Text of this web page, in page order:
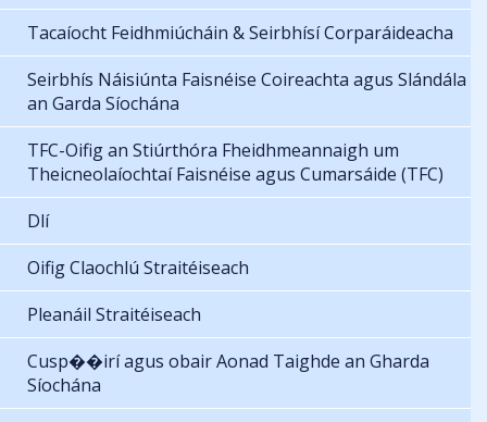
Tacaíocht Feidhmiúcháin & Seirbhísí Corparáideacha
Seirbhís Náisiúnta Faisnéise Coireachta agus Slándála
an Garda Síochána
TFC-Oifig an Stiúrthóra Fheidhmeannaigh um
Theicneolaíochtaí Faisnéise agus Cumarsáide (TFC)
Dlí
Oifig Claochlú Straitéiseach
Pleanáil Straitéiseach
Cusp��irí agus obair Aonad Taighde an Gharda
Síochána